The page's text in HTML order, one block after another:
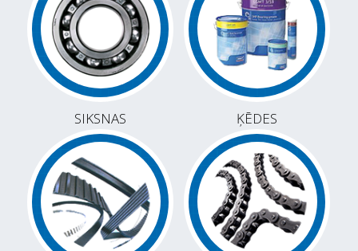
SIKSNAS ĶĒDES